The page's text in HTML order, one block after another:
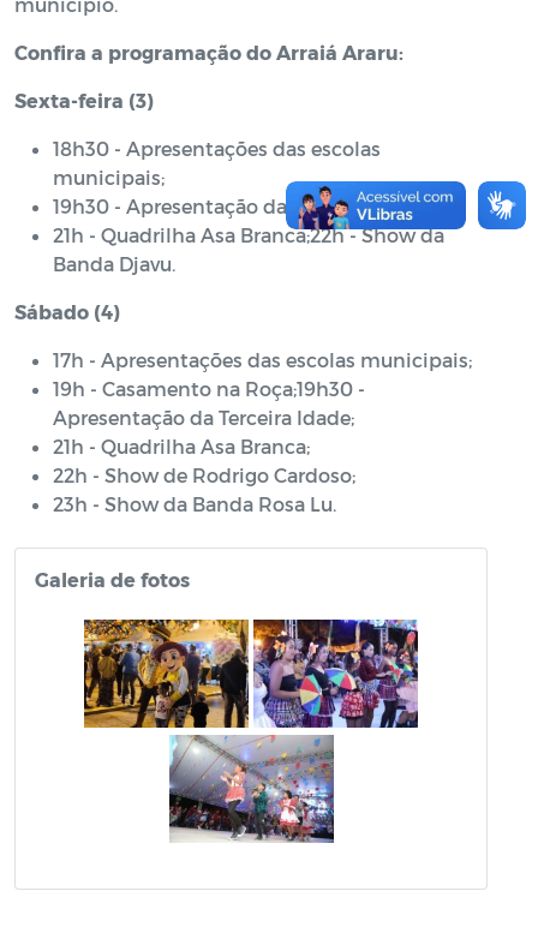
Confira a programação do Arraiá Araru:
Sexta-feira (3)
18h30 - Apresentações das escolas
municipais;
19h30 - Apresentação da Terceira Idade;
21h - Quadrilha Asa Branca;22h - Show da
Banda Djavu.
Sábado (4)
17h - Apresentações das escolas municipais;
19h - Casamento na Roça;19h30 -
Apresentação da Terceira Idade;
21h - Quadrilha Asa Branca;
22h - Show de Rodrigo Cardoso;
23h - Show da Banda Rosa Lu.
Galeria de fotos